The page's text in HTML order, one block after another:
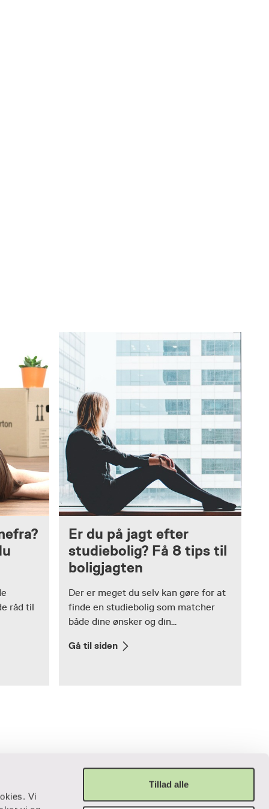
Vi
Tillad alle
råd til
Er du på jagt efter
studiebolig? Få 8 tips til
boligjagten
Der er meget du selv kan gøre for at
finde en studiebolig som matcher
både dine ønsker og din...
Gå til siden